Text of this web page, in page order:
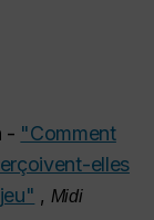
- "Comment
elles
, Midi